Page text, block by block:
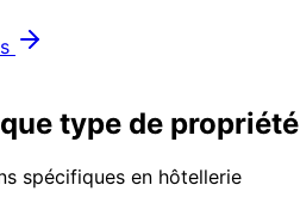
type de propriété
spécifiques en hôtellerie